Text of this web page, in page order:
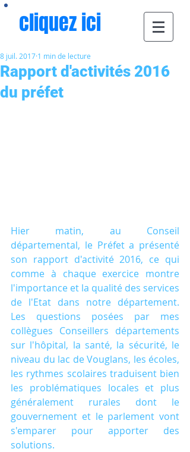
cliquez ici
Rapport d'activités 2016
du préfet
8 juil. 2017 1 min de lecture
Hier matin, au Conseil
départemental, le Préfet a présenté
son rapport d'activité 2016, ce qui
comme à chaque exercice montre
l'importance et la qualité des services
de l'Etat dans notre département.
Les questions posées par mes
collègues Conseillers départements
sur l'hôpital, la santé, la sécurité, le
niveau du lac de Vouglans, les écoles,
les rythmes scolaires traduisent bien
les problématiques locales et plus
généralement rurales dont le
gouvernement et le parlement vont
s'emparer pour apporter des
solutions.